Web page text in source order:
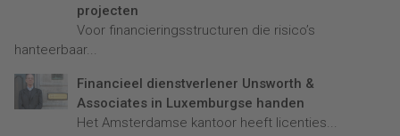
projecten
Voor financieringsstructuren die risico’s
hanteerbaar...
Financieel dienstverlener Unsworth &
Associates in Luxemburgse handen
Het Amsterdamse kantoor heeft licenties...